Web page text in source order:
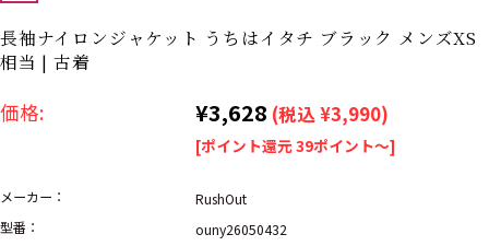
Search by Item アイテムから探す
半袖シャツ
長袖ナイロンジャケット うちはイタチ ブラック メンズXS
相当 | 古着
価格: ¥3,628 (税込 ¥3,990)
[ポイント還元 39ポイント～]
メーカー：
RushOut
型番：
ouny26050432